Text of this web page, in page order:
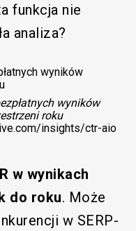
funkcja nie
analiza?
wyników
roku
insights/ctr-aio
w wynikach
do roku. Może
w SERP-